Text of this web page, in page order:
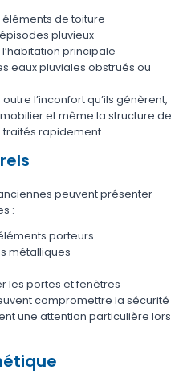
de toiture
pluvieux
principale
eaux pluviales obstrués ou
l’inconfort qu’ils génèrent,
et même la structure de
traités rapidement.
peuvent présenter
:
porteurs
métalliques
les portes et fenêtres
compromettre la sécurité
une attention particulière lors